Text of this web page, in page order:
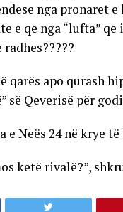
nga pronaret
e qe nga “lufta”
qarës apo qurash
së Qeverisë për
e Neës 24 në krye
ketë rivalë?”,